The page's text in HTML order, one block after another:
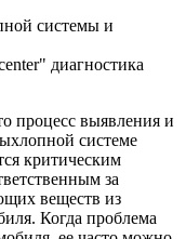
системы и
диагностика
процесс выявления и
системе
критическим
за
веществ из
Когда проблема